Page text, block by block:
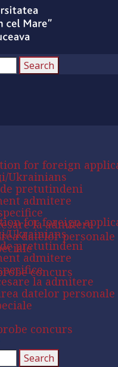
for foreign
Ukrainians
pretutindeni
admitere
la admitere
datelor personale
concurs
for foreign
Ukrainians
pretutindeni
admitere
la admitere
datelor personale
concurs